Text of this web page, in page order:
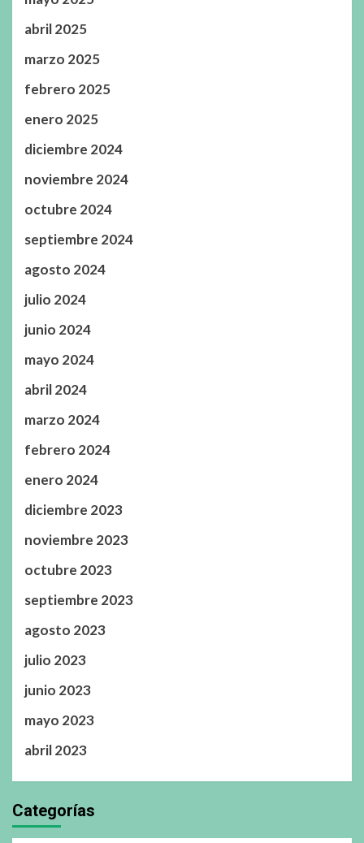
abril 2025
marzo 2025
febrero 2025
enero 2025
diciembre 2024
noviembre 2024
octubre 2024
septiembre 2024
agosto 2024
julio 2024
junio 2024
mayo 2024
abril 2024
marzo 2024
febrero 2024
enero 2024
diciembre 2023
noviembre 2023
octubre 2023
septiembre 2023
agosto 2023
julio 2023
junio 2023
mayo 2023
abril 2023
Categorías